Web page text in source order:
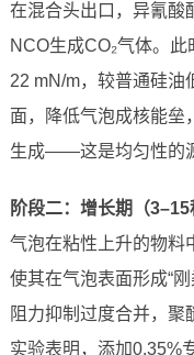
在混合头出口，异氰
NCO生成CO₂气体。
22 mN/m，较普通硅油
面，降低气泡成核能垒
生成——这是均匀性的
阶段二：增长期（3–15
气泡在粘性上升的物料
使其在气泡表面形成“
阻力抑制过度合并，聚
实验表明，添加0.35%